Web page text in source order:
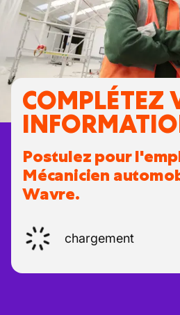
COMPLÉTEZ
Postulez pour
Mécanicien
Wavre.
chargement